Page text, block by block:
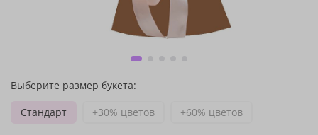
Выберите размер букета:
Стандарт
+30% цветов +60% цветов